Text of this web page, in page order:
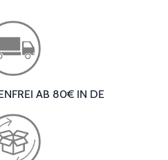
AB 80€ IN DE